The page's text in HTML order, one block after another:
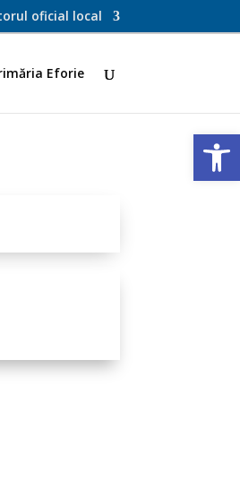
oficial local
Eforie
Deschide